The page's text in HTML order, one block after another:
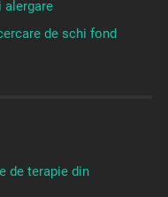
de schi fond
de terapie din